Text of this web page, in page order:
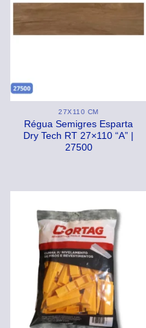
27X110 CM
Régua Semigres Esparta
Dry Tech RT 27×110 “A” |
27500